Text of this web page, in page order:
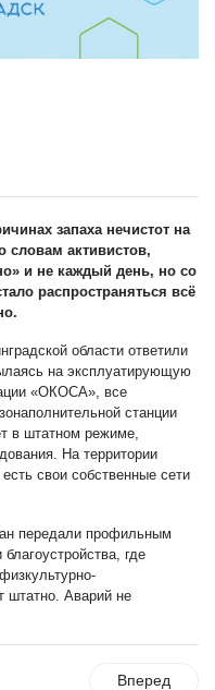
запаха нечистот на
словам активистов,
и не каждый день, но со
распространяться всё
области ответили
на эксплуатирующую
«ОКОСА», все
станции
в штатном режиме,
На территории
свои собственные сети
передали профильным
где
штатно. Аварий не
Вперед